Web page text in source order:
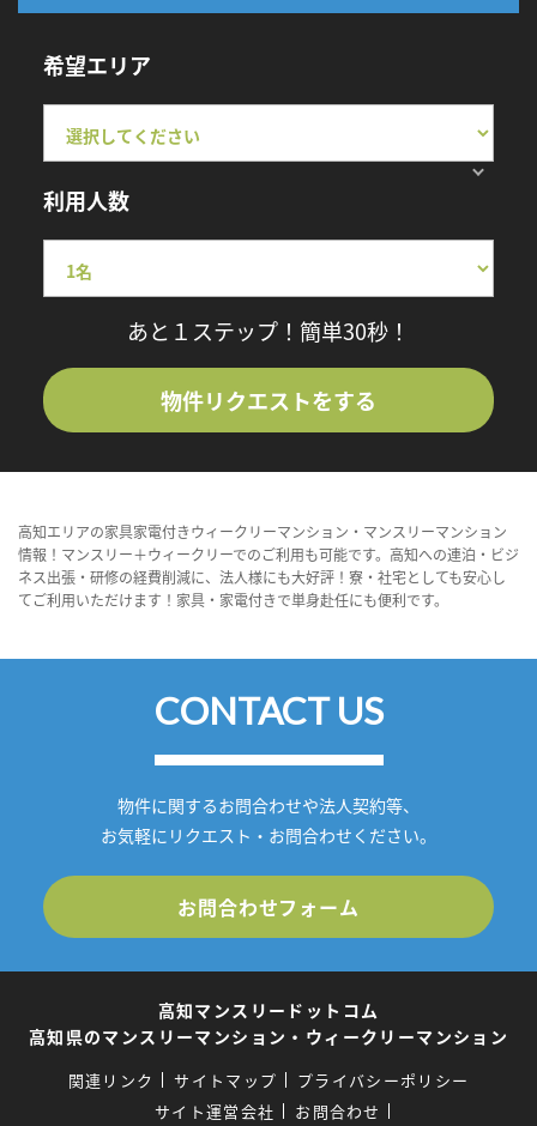
希望エリア
利用人数
あと１ステップ！簡単30秒！
物件リクエストをする
高知エリアの家具家電付きウィークリーマンション・マンスリーマンション
情報！マンスリー＋ウィークリーでのご利用も可能です。高知への連泊・ビジ
ネス出張・研修の経費削減に、法人様にも大好評！寮・社宅としても安心し
てご利用いただけます！家具・家電付きで単身赴任にも便利です。
CONTACT US
物件に関するお問合わせや法人契約等、
お気軽にリクエスト・お問合わせください。
お問合わせフォーム
高知マンスリードットコム
高知県のマンスリーマンション・ウィークリーマンション
関連リンク サイトマップ
プライバシーポリシー
サイト運営会社
お問合わせ